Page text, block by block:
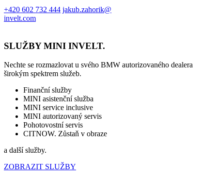
+420 602 732 444 jakub.zahorik@
invelt.com
SLUŽBY MINI INVELT.
Nechte se rozmazlovat u svého BMW autorizovaného dealera
širokým spektrem služeb.
Finanční služby
MINI asistenční služba
MINI service inclusive
MINI autorizovaný servis
Pohotovostní servis
CITNOW. Zůstaň v obraze
a další služby.
ZOBRAZIT SLUŽBY